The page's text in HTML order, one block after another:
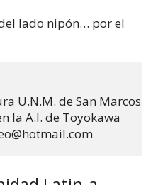
lado nipón… por el
U.N.M. de San Marcos -
la A.I. de Toyokawa